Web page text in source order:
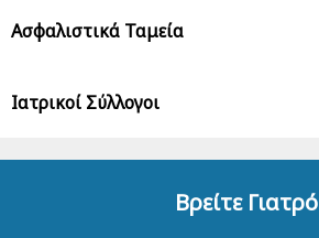
Ασφαλιστικά Ταμεία
Ιατρικοί Σύλλογοι
Βρείτε Γιατρό